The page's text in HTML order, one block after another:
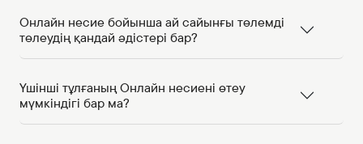
Онлайн несие бойынша ай сайынғы төлемді
төлеудің қандай әдістері бар?
Үшінші тұлғаның Онлайн несиені өтеу
мүмкіндігі бар ма?